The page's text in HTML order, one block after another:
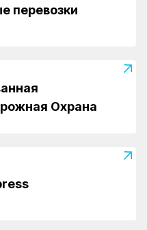
перевозки
Охрана